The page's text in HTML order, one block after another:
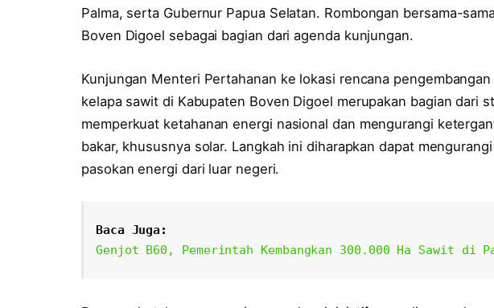
Palma, serta Gubernur Papua Selatan. Rombongan bersama-
Boven Digoel sebagai bagian dari agenda kunjungan.
Kunjungan Menteri Pertahanan ke lokasi rencana
kelapa sawit di Kabupaten Boven Digoel merupakan bagian dari
memperkuat ketahanan energi nasional dan mengurangi
bakar, khususnya solar. Langkah ini diharapkan dapat
pasokan energi dari luar negeri.
Baca Juga:
Genjot B60, Pemerintah Kembangkan 300.000 Ha Sawit di